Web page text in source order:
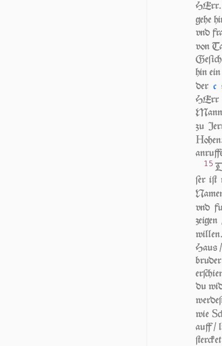
gehe
vnd
von
hin
der c
HErr
zu
H
15
ſer
vnd
Haus
du
wie S
auff /